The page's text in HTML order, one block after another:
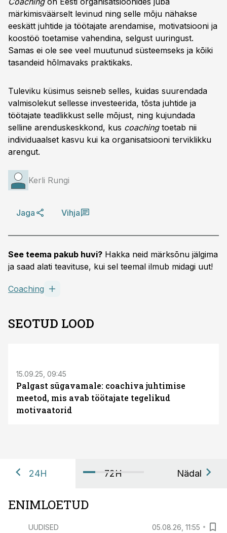
märkimisväärselt levinud ning selle mõju nähakse
eeskätt juhtide ja töötajate arendamise, motivatsiooni ja
koostöö toetamise vahendina, selgust uuringust.
Samas ei ole see veel muutunud süsteemseks ja kõiki
tasandeid hõlmavaks praktikaks.
Tuleviku küsimus seisneb selles, kuidas suurendada
valmisolekut sellesse investeerida, tõsta juhtide ja
töötajate teadlikkust selle mõjust, ning kujundada
selline arenduskeskkond, kus coaching toetab nii
individuaalset kasvu kui ka organisatsiooni terviklikku
arengut.
Kerli Rungi
Jaga Vihja
See teema pakub huvi? Hakka neid märksõnu jälgima
ja saad alati teavituse, kui sel teemal ilmub midagi uut!
Coaching
SEOTUD LOOD
15.09.25, 09:45
Palgast sügavamale: coachiva juhtimise
meetod, mis avab töötajate tegelikud
motivaatorid
24H 72H Nädal
ENIMLOETUD
UUDISED 05.08.26, 11:55